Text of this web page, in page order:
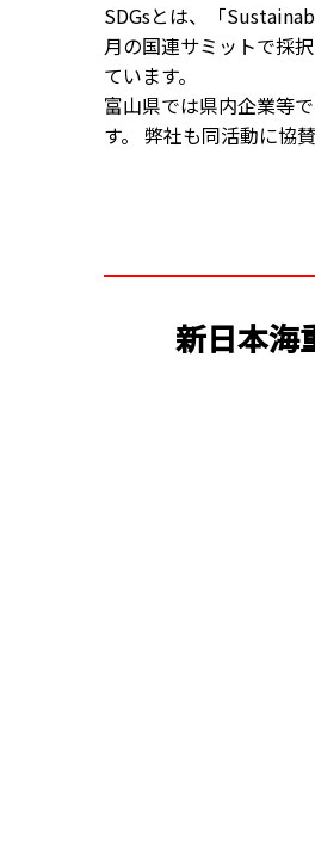
SDGsとは、「
月の国連サミットで採
ています。
富山県では県内企業等
す。 弊社も同活動に協
新日本海